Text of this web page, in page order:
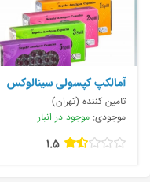
آمالکپ کپسولی سینالوکس
تامین کننده (تهران)
موجودی: موجود در انبار
1.5